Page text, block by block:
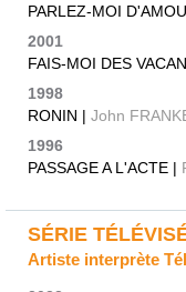
PARLEZ-MOI
2001
FAIS-MOI DES
1998
RONIN | John
1996
PASSAGE A L'ACTE |
SÉRIE
Artiste interprète